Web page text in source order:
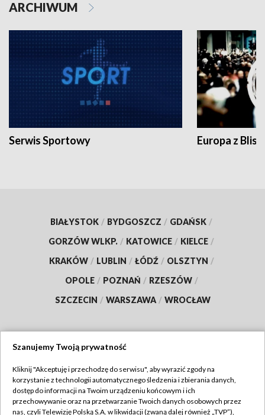
ARCHIWUM
Serwis Sportowy Europa z
BIAŁYSTOK / BYDGOSZCZ / GDAŃSK /
GORZÓW WLKP. / KATOWICE / KIELCE /
KRAKÓW / LUBLIN / ŁÓDŹ / OLSZTYN /
OPOLE / POZNAŃ / RZESZÓW /
SZCZECIN / WARSZAWA / WROCŁAW
TVP
Abonament TVP
Regulamin TVP
Szanujemy Twoją prywatność
Kliknij "Akceptuję i przechodzę do serwisu", aby wyrazić zgody na
korzystanie z technologii automatycznego śledzenia i zbierania danych,
dostęp do informacji na Twoim urządzeniu końcowym i ich
przechowywanie oraz na przetwarzanie Twoich danych osobowych przez
nas, czyli Telewizję Polską S.A. w likwidacji (zwaną dalej również „TVP”),